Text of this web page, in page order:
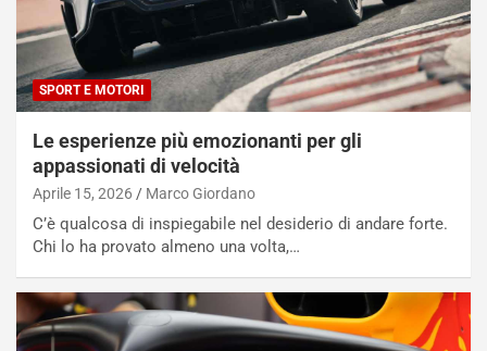
SPORT E MOTORI
Le esperienze più emozionanti per gli
appassionati di velocità
Aprile 15, 2026 Marco Giordano
C’è qualcosa di inspiegabile nel desiderio di andare forte.
Chi lo ha provato almeno una volta,…